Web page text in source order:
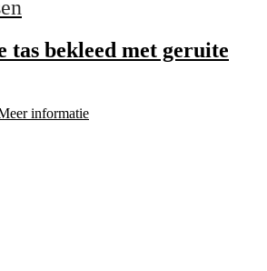
tas bekleed met geruite
informatie